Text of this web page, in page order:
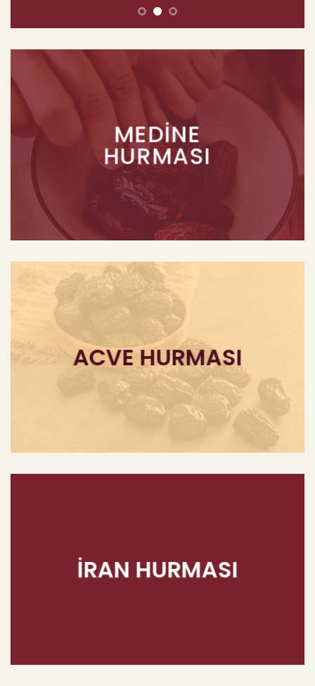
MEDINE
HURMASI
ACVE HURMASI
İRAN HURMASI